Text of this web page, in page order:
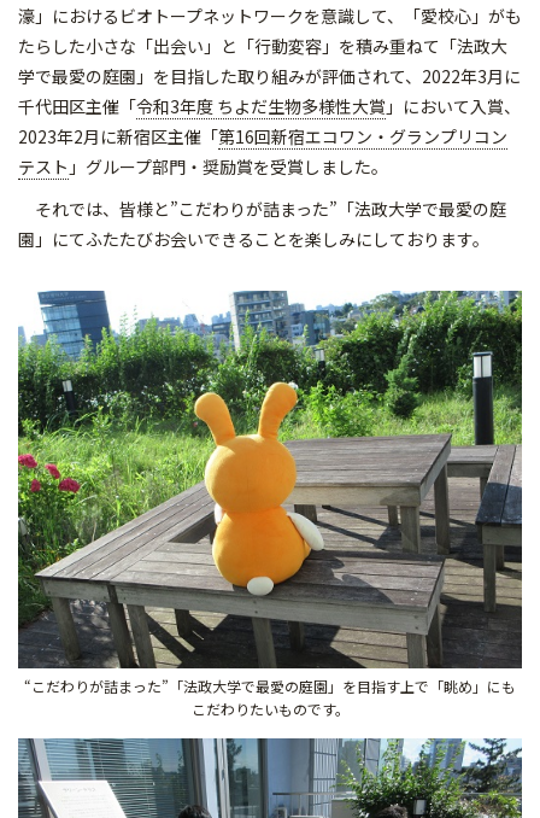
濠」におけるビオトープネットワークを意識して、「愛校心」がも
たらした小さな「出会い」と「行動変容」を積み重ねて「法政大
学で最愛の庭園」を目指した取り組みが評価されて、2022年3月に
千代田区主催「令和3年度 ちよだ生物多様性大賞 」において入賞、
2023年2月に新宿区主催「第16回新宿エコワン・グランプリコン
テスト 」グループ部門・奨励賞を受賞しました。
それでは、皆様と”こだわりが詰まった”「法政大学で最愛の庭
園」にてふたたびお会いできることを楽しみにしております。
“こだわりが詰まった”「法政大学で最愛の庭園」を目指す上で「眺め」にも
こだわりたいものです。